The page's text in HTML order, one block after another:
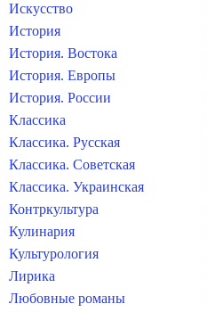
Искусство
История
История. Востока
История. Европы
История. России
Классика
Классика. Русская
Классика. Советская
Классика. Украинская
Контркультура
Кулинария
Культурология
Лирика
Любовные романы